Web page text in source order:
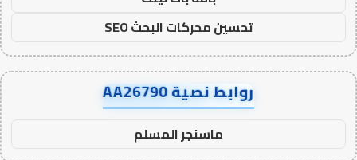
تحسين محركات البحث SEO
روابط نصية AA26790
ماسنجر المسلم